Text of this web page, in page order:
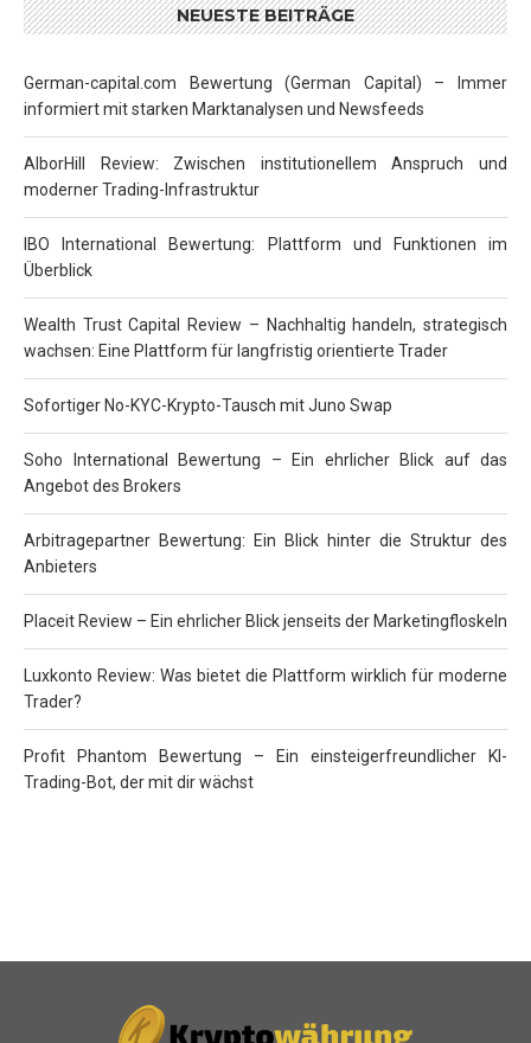
NEUESTE BEITRÄGE
German-capital.com Bewertung (German Capital) – Immer
informiert mit starken Marktanalysen und Newsfeeds
AlborHill Review: Zwischen institutionellem Anspruch und
moderner Trading-Infrastruktur
IBO International Bewertung: Plattform und Funktionen im
Überblick
Wealth Trust Capital Review – Nachhaltig handeln, strategisch
wachsen: Eine Plattform für langfristig orientierte Trader
Sofortiger No-KYC-Krypto-Tausch mit Juno Swap
Soho International Bewertung – Ein ehrlicher Blick auf das
Angebot des Brokers
Arbitragepartner Bewertung: Ein Blick hinter die Struktur des
Anbieters
Placeit Review – Ein ehrlicher Blick jenseits der Marketingfloskeln
Luxkonto Review: Was bietet die Plattform wirklich für moderne
Trader?
Profit Phantom Bewertung – Ein einsteigerfreundlicher KI-
Trading-Bot, der mit dir wächst